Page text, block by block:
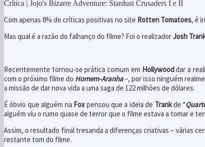
Crítica | Jojo's Bizarre Adventure: Stardust Crusaders I e II
Com apenas 8% de críticas positivas no site Rotten Tomatoes, é
Mas qual é a razão do falhanço do filme? Foi o realizadorJosh
Recentemente tornou-se prática comum em Hollywooddar a
com o próximo filme do Homem-Aranha–, por isso ninguém
a missão de dar nova vida a uma saga de 122 milhões de dólares.
É óbvio que alguém na Fox pensou que a ideia de Trankde “
alguém viu o rumo quase de terror que o filme estava a tomar e
Assim, o resultado final tresanda a diferenças criativas – várias
restante tom do filme.